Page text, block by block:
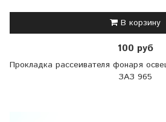
В корзину
100 руб
Прокладка рассеивателя фонаря
ЗАЗ 965